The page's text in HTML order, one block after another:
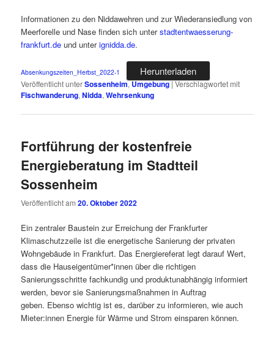
Informationen zu den Niddawehren und zur Wiederansiedlung von
Meerforelle und Nase finden sich unterstadtentwaesserung-
frankfurt.de und unterignidda.de.
Absenkungszeiten_Herbst_2022-1 Herunterladen
Veröffentlicht unterSossenheim,Umgebung|Verschlagwortet mit
Fischwanderung,Nidda,Wehrsenkung
Fortführung der kostenfreie
Energieberatung im Stadtteil
Sossenheim
Veröffentlicht am20. Oktober 2022
Ein zentraler Baustein zur Erreichung der Frankfurter
Klimaschutzzeile ist die energetische Sanierung der privaten
Wohngebäude in Frankfurt. Das Energiereferat legt darauf Wert,
dass die Hauseigentümer*innen über die richtigen
Sanierungsschritte fachkundig und produktunabhängig informiert
werden, bevor sie Sanierungsmaßnahmen in Auftrag
geben. Ebenso wichtig ist es, darüber zu informieren, wie auch
Mieter:innen Energie für Wärme und Strom einsparen können.